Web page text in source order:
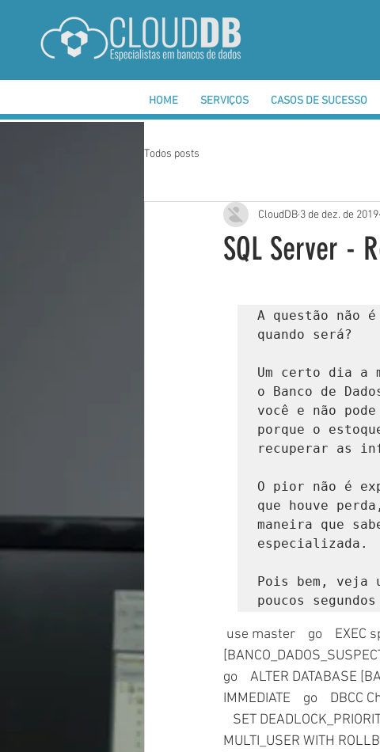
HOME SERVIÇOS CASOS DE SUCESSO
Todos posts
SQL Server -
CloudDB 3 de dez. de 2019
A questão não
quando será?
Um certo dia a
o Banco de
você e não
porque o
recuperar as
O pior não é
que houve
maneira que
especializada.
Pois bem, veja
poucos
go    ALTER DATABASE
IMMEDIATE    go    DBCC
SET
MULTI_USER WITH